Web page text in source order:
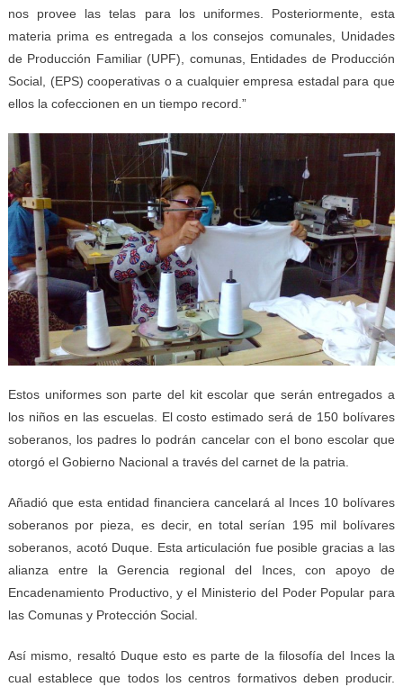
nos provee las telas para los uniformes. Posteriormente, esta
materia prima es entregada a los consejos comunales, Unidades
de Producción Familiar (UPF), comunas, Entidades de Producción
Social, (EPS) cooperativas o a cualquier empresa estadal para que
ellos la cofeccionen en un tiempo record.”
Estos uniformes son parte del kit escolar que serán entregados a
los niños en las escuelas. El costo estimado será de 150 bolívares
soberanos, los padres lo podrán cancelar con el bono escolar que
otorgó el Gobierno Nacional a través del carnet de la patria.
Añadió que esta entidad financiera cancelará al Inces 10 bolívares
soberanos por pieza, es decir, en total serían 195 mil bolívares
soberanos, acotó Duque. Esta articulación fue posible gracias a las
alianza entre la Gerencia regional del Inces, con apoyo de
Encadenamiento Productivo, y el Ministerio del Poder Popular para
las Comunas y Protección Social.
Así mismo, resaltó Duque esto es parte de la filosofía del Inces la
cual establece que todos los centros formativos deben producir.